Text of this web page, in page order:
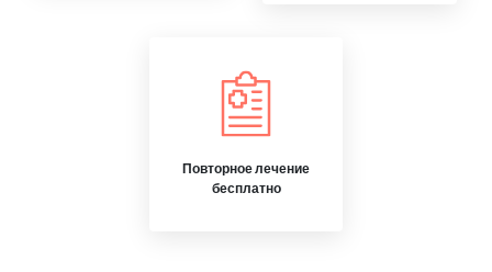
Повторное лечение
бесплатно